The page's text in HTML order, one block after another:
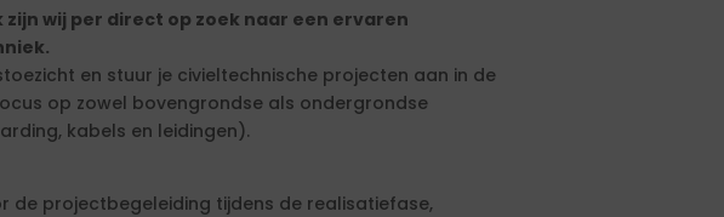
wij per direct op zoek naar een ervaren
en stuur je civieltechnische projecten aan in de
op zowel bovengrondse als ondergrondse
kabels en leidingen).
de projectbegeleiding tijdens de realisatiefase,